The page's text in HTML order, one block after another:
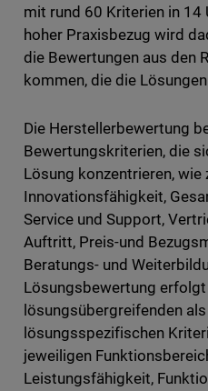
mit rund 60 Kriterien in 14
hoher Praxisbezug wird
die Bewertungen aus den
kommen, die die
Die Herstellerbewertung
Bewertungskriterien, die
Lösung konzentrieren, wie
Innovationsfähigkeit,
Service und Support,
Auftritt, Preis-und
Beratungs- und
Lösungsbewertung
lösungsübergreifenden
lösungsspezifischen
jeweiligen
Leistungsfähigkeit,